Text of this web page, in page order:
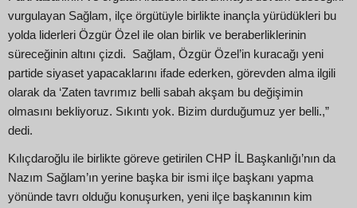
vurgulayan Sağlam, ilçe örgütüyle birlikte inançla yürüdükleri bu
yolda liderleri Özgür Özel ile olan birlik ve beraberliklerinin
süreceğinin altını çizdi. Sağlam, Özgür Özel’in kuracağı yeni
partide siyaset yapacaklarını ifade ederken, görevden alma ilgili
olarak da ‘Zaten tavrımız belli sabah akşam bu değişimin
olmasını bekliyoruz. Sıkıntı yok. Bizim durduğumuz yer belli.,”
dedi.
Kılıçdaroğlu ile birlikte göreve getirilen CHP İL Başkanlığı’nın da
Nazım Sağlam’ın yerine başka bir ismi ilçe başkanı yapma
yönünde tavrı olduğu konuşurken, yeni ilçe başkanının kim